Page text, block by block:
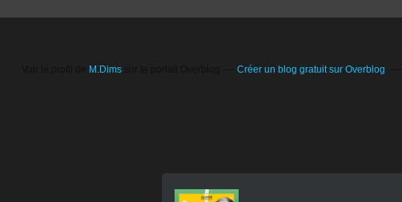
M.Dimssur le portail Overblog Créer un blog gratuit sur Overblog